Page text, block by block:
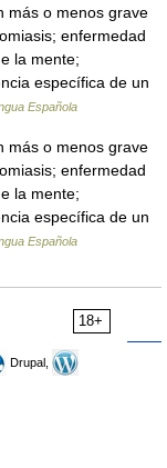
más o menos grave
enfermedad
la mente;
específica de un
Española
más o menos grave
enfermedad
la mente;
específica de un
Española
18+
Drupal,